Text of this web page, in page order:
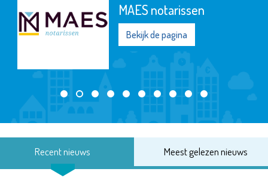
MAES notarissen
Bekijk de pagina
Recent nieuws Meest gelezen nieuws